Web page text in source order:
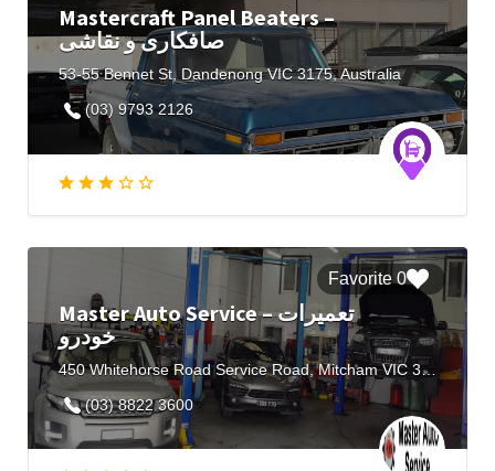
Mastercraft Panel Beaters –
صافکاری و نقاشی
53-55 Bennet St, Dandenong VIC 3175, Australia
(03) 9793 2126
0 Favorite
Master Auto Service – تعمیرات
خودرو
450 Whitehorse Road Service Road, Mitcham VIC 3132, Australia
(03) 8822 3600